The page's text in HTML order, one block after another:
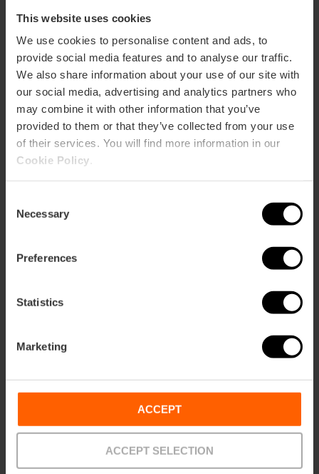
This website uses cookies
We use cookies to personalise content and ads, to
provide social media features and to analyse our traffic.
We also share information about your use of our site with
our social media, advertising and analytics partners who
may combine it with other information that you’ve
provided to them or that they’ve collected from your use
of their services. You will find more information in our
Cookie Policy
Selection
Necessary
Preferences
Statistics
Marketing
ACCEPT
ACCEPT SELECTION
Servicio de denuncias para turistas